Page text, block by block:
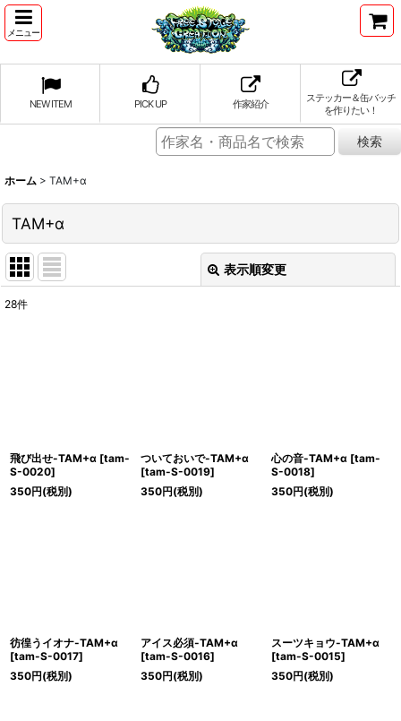
メニュー
NEW ITEM PICK UP 作家紹介
ステッカー＆缶バッチ
を作りたい！
ホーム > TAM+α
TAM+α
表示順変更
28件
飛び出せ-TAM+α [tam-
S-0020]
350円(税別)
ついておいで-TAM+α
[tam-S-0019]
350円(税別)
心の音-TAM+α [tam-
S-0018]
350円(税別)
彷徨うイオナ-TAM+α
[tam-S-0017]
350円(税別)
アイス必須-TAM+α
[tam-S-0016]
350円(税別)
スーツキョウ-TAM+α
[tam-S-0015]
350円(税別)